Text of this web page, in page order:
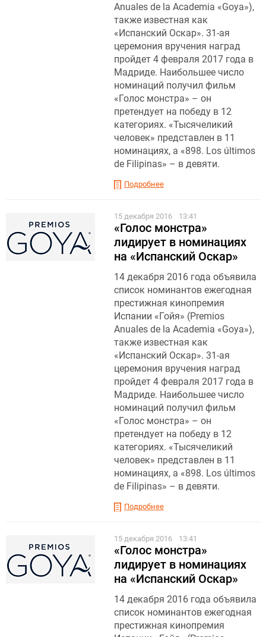
Anuales de la Academia «Goya»),
также известная как
«Испанский Оскар». 31-ая
церемония вручения наград
пройдет 4 февраля 2017 года в
Мадриде. Наибольшее число
номинаций получил фильм
«Голос монстра» – он
претендует на победу в 12
категориях. «Тысячеликий
человек» представлен в 11
номинациях, а «898. Los últimos
de Filipinas» – в девяти.
Подробнее
15 декабря 2016 13:41
«Голос монстра»
лидирует в номинациях
на «Испанский Оскар»
14 декабря 2016 года объявила
список номинантов ежегодная
престижная кинопремия
Испании «Гойя» (Premios
Anuales de la Academia «Goya»),
также известная как
«Испанский Оскар». 31-ая
церемония вручения наград
пройдет 4 февраля 2017 года в
Мадриде. Наибольшее число
номинаций получил фильм
«Голос монстра» – он
претендует на победу в 12
категориях. «Тысячеликий
человек» представлен в 11
номинациях, а «898. Los últimos
de Filipinas» – в девяти.
Подробнее
15 декабря 2016 13:41
«Голос монстра»
лидирует в номинациях
на «Испанский Оскар»
14 декабря 2016 года объявила
список номинантов ежегодная
престижная кинопремия